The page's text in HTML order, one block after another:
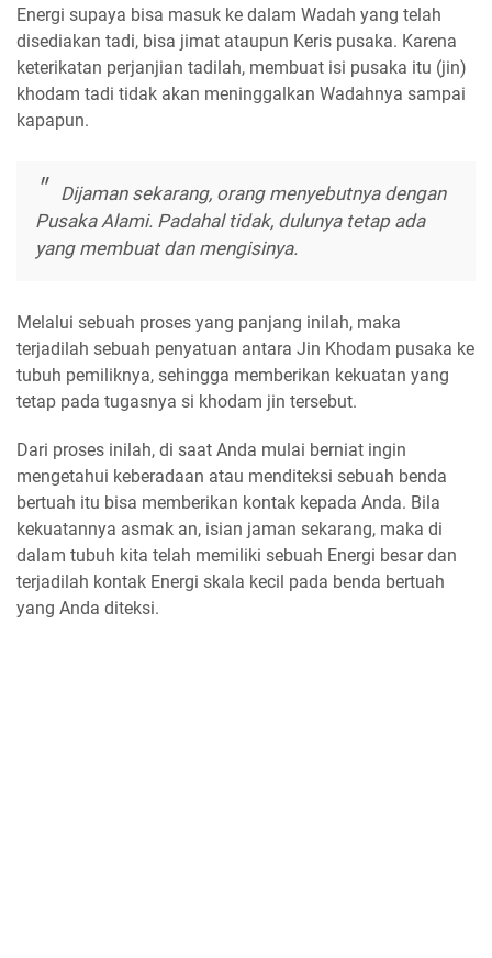
Energi supaya bisa masuk ke dalam Wadah yang telah
disediakan tadi, bisa jimat ataupun Keris pusaka. Karena
keterikatan perjanjian tadilah, membuat isi pusaka itu (jin)
khodam tadi tidak akan meninggalkan Wadahnya sampai
kapapun.
Dijaman sekarang, orang menyebutnya dengan
Pusaka Alami. Padahal tidak, dulunya tetap ada
yang membuat dan mengisinya.
Melalui sebuah proses yang panjang inilah, maka
terjadilah sebuah penyatuan antara Jin Khodam pusaka ke
tubuh pemiliknya, sehingga memberikan kekuatan yang
tetap pada tugasnya si khodam jin tersebut.
Dari proses inilah, di saat Anda mulai berniat ingin
mengetahui keberadaan atau menditeksi sebuah benda
bertuah itu bisa memberikan kontak kepada Anda. Bila
kekuatannya asmak an, isian jaman sekarang, maka di
dalam tubuh kita telah memiliki sebuah Energi besar dan
terjadilah kontak Energi skala kecil pada benda bertuah
yang Anda diteksi.